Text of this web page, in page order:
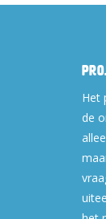
Het
de